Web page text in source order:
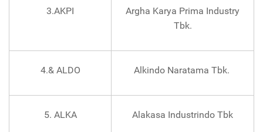
3.AKPI
Argha Karya Prima Industry
Tbk.
4.& ALDO Alkindo Naratama Tbk.
5. ALKA Alakasa Industrindo Tbk